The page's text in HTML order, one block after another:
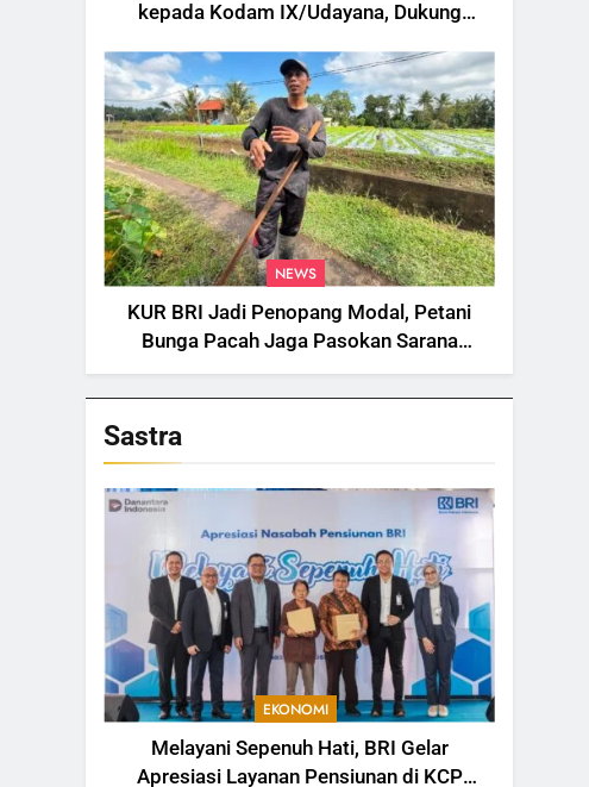
kepada Kodam IX/Udayana, Dukung
NEWS
KUR BRI Jadi Penopang Modal, Petani
Bunga Pacah Jaga Pasokan Sarana
Upacara di Tengah Fluktuasi Harga dan
Tantangan Cuaca
Sastra
EKONOMI
Melayani Sepenuh Hati, BRI Gelar
Apresiasi Layanan Pensiunan di KCP